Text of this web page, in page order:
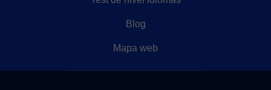
Blog
Mapa web